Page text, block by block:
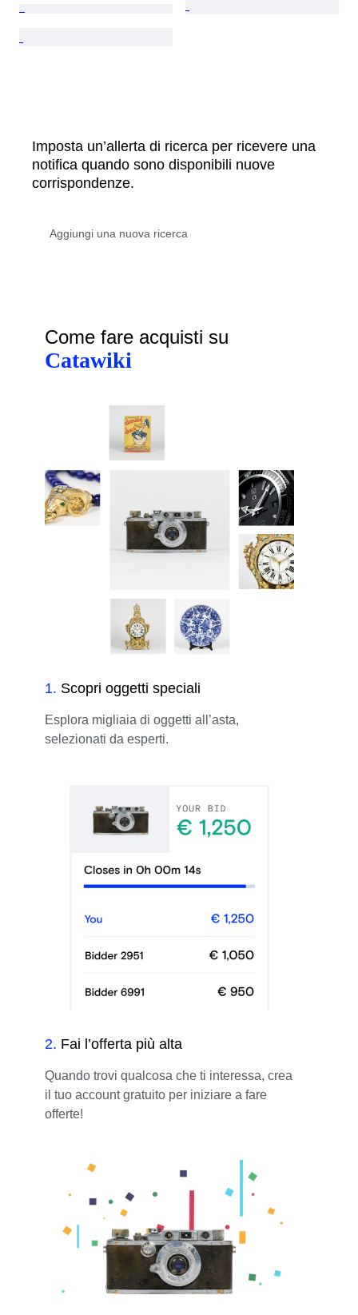
Imposta un’allerta di ricerca per ricevere una
notifica quando sono disponibili nuove
corrispondenze.
Come fare acquisti su
Catawiki
1. Scopri oggetti speciali
Esplora migliaia di oggetti all’asta,
selezionati da esperti.
2. Fai l’offerta più alta
Quando trovi qualcosa che ti interessa, crea
il tuo account gratuito per iniziare a fare
offerte!